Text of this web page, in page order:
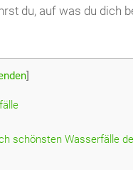
du, auf was du dich
]
schönsten Wasserfälle